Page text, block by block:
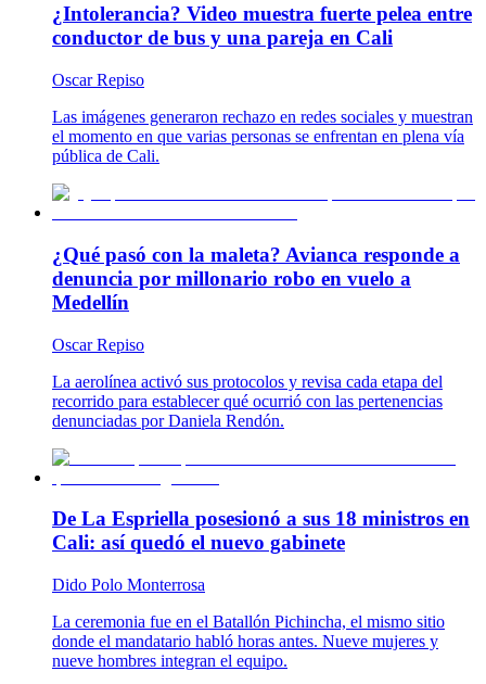
¿Intolerancia? Video muestra fuerte pelea entre
conductor de bus y una pareja en Cali
Oscar Repiso
Las imágenes generaron rechazo en redes sociales y muestran
el momento en que varias personas se enfrentan en plena vía
pública de Cali.
¿Qué pasó con la maleta? Avianca responde a
denuncia por millonario robo en vuelo a
Medellín
Oscar Repiso
La aerolínea activó sus protocolos y revisa cada etapa del
recorrido para establecer qué ocurrió con las pertenencias
denunciadas por Daniela Rendón.
De La Espriella posesionó a sus 18 ministros en
Cali: así quedó el nuevo gabinete
Dido Polo Monterrosa
La ceremonia fue en el Batallón Pichincha, el mismo sitio
donde el mandatario habló horas antes. Nueve mujeres y
nueve hombres integran el equipo.